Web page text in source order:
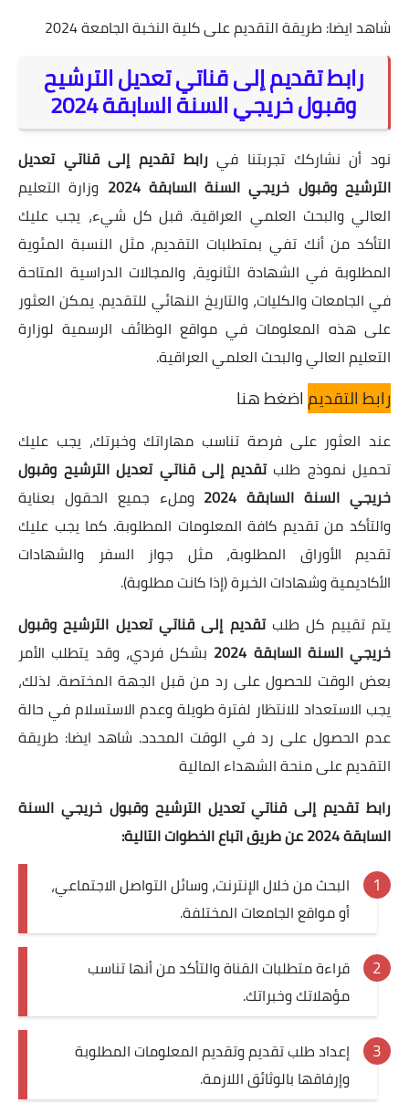
شاهد ايضا: طريقة التقديم على كلية النخبة الجامعة 2024
رابط تقديم إلى قناتي تعديل الترشيح
وقبول خريجي السنة السابقة 2024
نود أن نشاركك تجربتنا فيرابط تقديم إلى قناتي تعديل
الترشيح وقبول خريجي السنة السابقة 2024
وزارة التعليم
العالي والبحث العلمي العراقية. قبل كل شيء، يجب عليك
التأكد من أنك تفي بمتطلبات التقديم، مثل النسبة المئوية
المطلوبة في الشهادة الثانوية، والمجالات الدراسية المتاحة
في الجامعات والكليات، والتاريخ النهائي للتقديم. يمكن العثور
على هذه المعلومات في مواقع الوظائف الرسمية لوزارة
التعليم العالي والبحث العلمي العراقية.
رابط التقديماضغط هنا
عند العثور على فرصة تناسب مهاراتك وخبرتك، يجب عليك
تحميل نموذج طلبتقديم إلى قناتي تعديل الترشيح وقبول
خريجي السنة السابقة 2024
وملء جميع الحقول بعناية
والتأكد من تقديم كافة المعلومات المطلوبة. كما يجب عليك
تقديم الأوراق المطلوبة، مثل جواز السفر والشهادات
الأكاديمية وشهادات الخبرة (إذا كانت مطلوبة).
يتم تقييم كل طلبتقديم إلى قناتي تعديل الترشيح وقبول
خريجي السنة السابقة 2024
بشكل فردي، وقد يتطلب الأمر
بعض الوقت للحصول على رد من قبل الجهة المختصة. لذلك،
يجب الاستعداد للانتظار لفترة طويلة وعدم الاستسلام في حالة
عدم الحصول على رد في الوقت المحدد. شاهد ايضا: طريقة
التقديم على منحة الشهداء المالية
رابط تقديم إلى قناتي تعديل الترشيح وقبول خريجي السنة
السابقة 2024 عن طريق اتباع الخطوات التالية:
البحث من خلال الإنترنت، وسائل التواصل الاجتماعي،
أو مواقع الجامعات المختلفة.
قراءة متطلبات القناة والتأكد من أنها تناسب
مؤهلاتك وخبراتك.
إعداد طلب تقديم وتقديم المعلومات المطلوبة
وإرفاقها بالوثائق اللازمة.